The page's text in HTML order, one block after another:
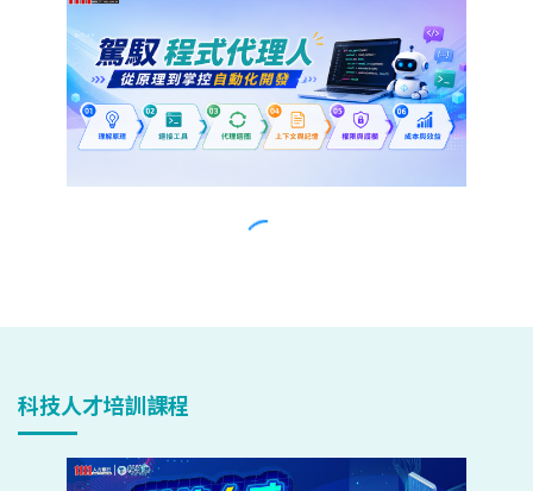
科技人才培訓課程